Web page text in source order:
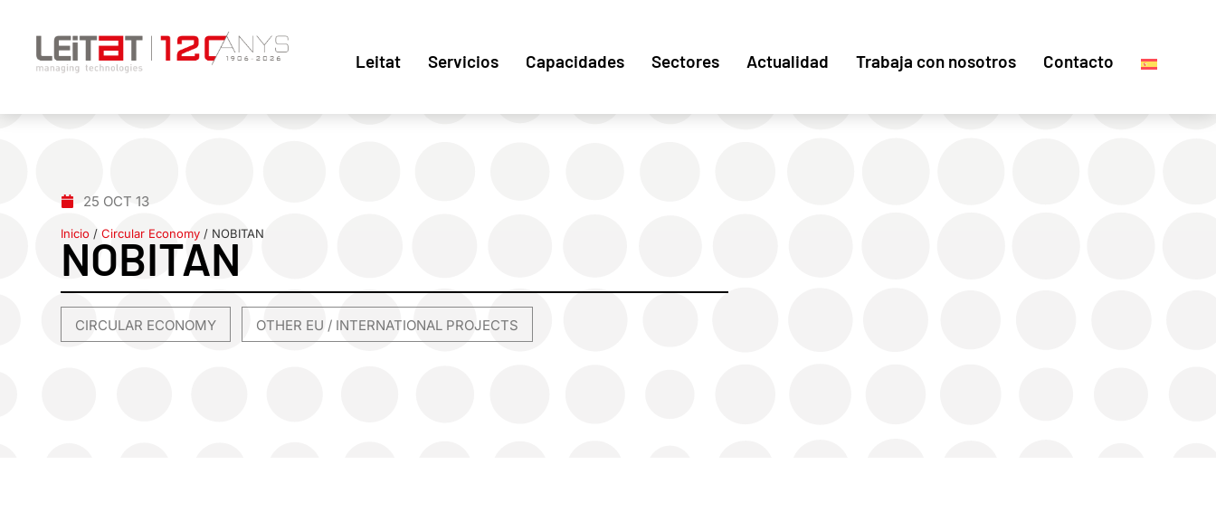
Leitat Servicios Capacidades Sectores Actualidad Trabaja con nosotros Contacto
25 OCT 13
Inicio /Circular Economy / NOBITAN
NOBITAN
CIRCULAR ECONOMY OTHER EU / INTERNATIONAL PROJECTS